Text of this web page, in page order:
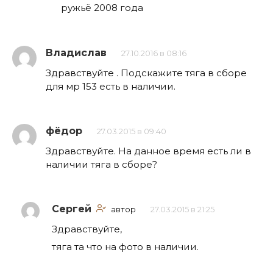
ружьё 2008 года
Владислав 27.10.2016 в 08:16
Здравствуйте . Подскажите тяга в сборе
для мр 153 есть в наличии.
фёдор 27.03.2015 в 09:40
Здравствуйте. На данное время есть ли в
наличии тяга в сборе?
Сергей автор 27.03.2015 в 21:25
Здравствуйте,
тяга та что на фото в наличии.